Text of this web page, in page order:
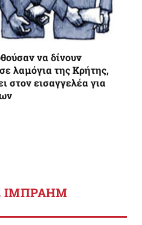
να δίνουν
λαμόγια της Κρήτης,
στον εισαγγελέα για
ΙΜΠΡΑΗΜ